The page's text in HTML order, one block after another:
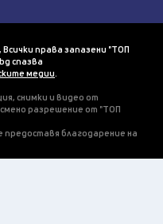
права запазени "ТОП
спазва
медии.
снимки и видео от
разрешение от "ТОП
благодарение на